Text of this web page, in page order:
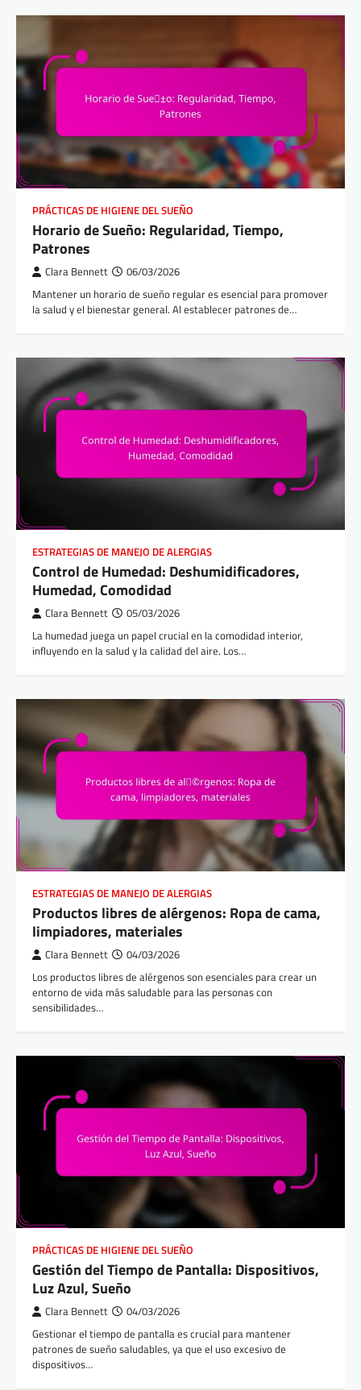
PRÁCTICAS DE HIGIENE DEL SUEÑO
Horario de Sueño: Regularidad, Tiempo,
Patrones
Clara Bennett 06/03/2026
Mantener un horario de sueño regular es esencial para promover
la salud y el bienestar general. Al establecer patrones de…
ESTRATEGIAS DE MANEJO DE ALERGIAS
Control de Humedad: Deshumidificadores,
Humedad, Comodidad
Clara Bennett 05/03/2026
La humedad juega un papel crucial en la comodidad interior,
influyendo en la salud y la calidad del aire. Los…
ESTRATEGIAS DE MANEJO DE ALERGIAS
Productos libres de alérgenos: Ropa de cama,
limpiadores, materiales
Clara Bennett 04/03/2026
Los productos libres de alérgenos son esenciales para crear un
entorno de vida más saludable para las personas con
sensibilidades…
PRÁCTICAS DE HIGIENE DEL SUEÑO
Gestión del Tiempo de Pantalla: Dispositivos,
Luz Azul, Sueño
Clara Bennett 04/03/2026
Gestionar el tiempo de pantalla es crucial para mantener
patrones de sueño saludables, ya que el uso excesivo de
dispositivos…